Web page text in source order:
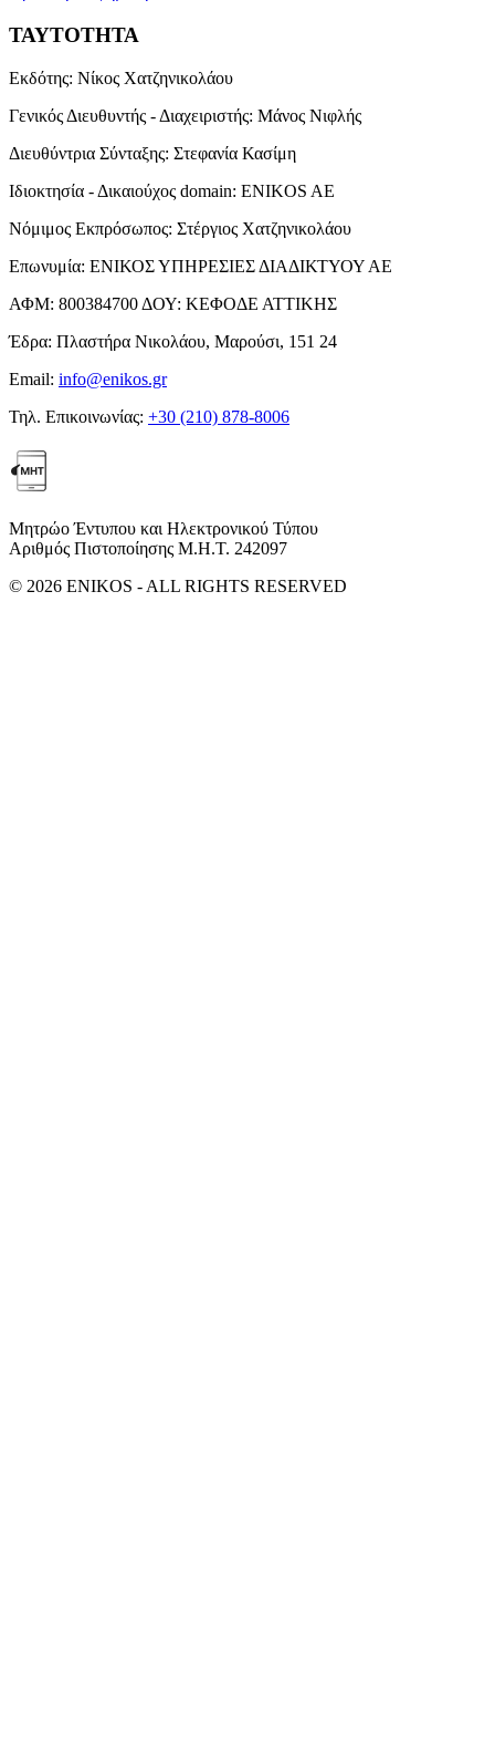
ΤΑΥΤΟΤΗΤΑ
Εκδότης: Νίκος Χατζηνικολάου
Γενικός Διευθυντής - Διαχειριστής: Μάνος Νιφλής
Διευθύντρια Σύνταξης: Στεφανία Κασίμη
Ιδιοκτησία - Δικαιούχος domain: ENIKOS AE
Νόμιμος Εκπρόσωπος: Στέργιος Χατζηνικολάου
Επωνυμία: ΕΝΙΚΟΣ ΥΠΗΡΕΣΙΕΣ ΔΙΑΔΙΚΤΥΟΥ ΑΕ
ΑΦΜ: 800384700 ΔΟΥ: ΚΕΦΟΔΕ ΑΤΤΙΚΗΣ
Έδρα: Πλαστήρα Νικολάου, Μαρούσι, 151 24
Email: info@enikos.gr
Τηλ. Επικοινωνίας: +30 (210) 878-8006
Μητρώο Έντυπου και Ηλεκτρονικού Τύπου
Αριθμός Πιστοποίησης Μ.Η.Τ. 242097
© 2026 ENIKOS - ALL RIGHTS RESERVED